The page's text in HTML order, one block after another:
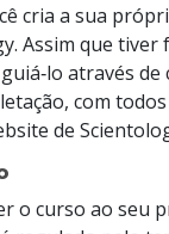
cria a sua
Assim que tiver
através de
com
de
o curso ao seu